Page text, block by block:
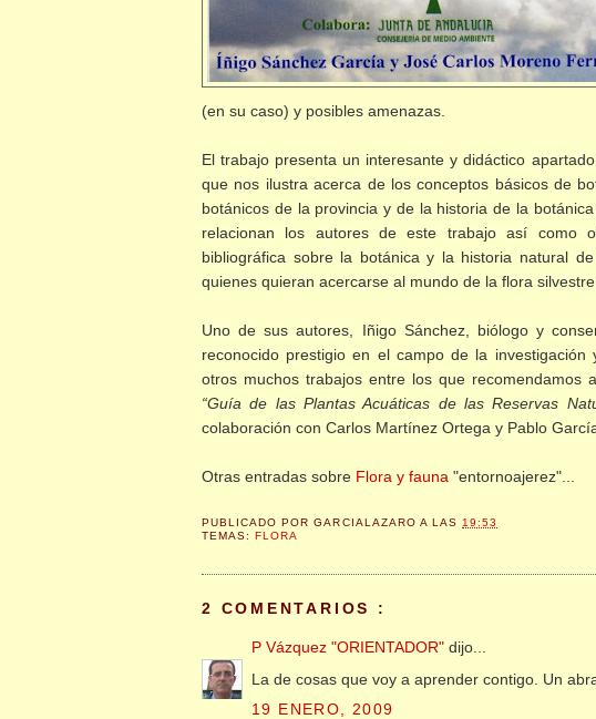
(en su caso) y posibles amenazas.
El trabajo presenta un interesante y didáctico
que nos ilustra acerca de los conceptos básicos de
botánicos de la provincia y de la historia de la
relacionan los autores de este trabajo así como
bibliográfica sobre la botánica y la historia natural
quienes quieran acercarse al mundo de la flora
Uno de sus autores, Iñigo Sánchez, biólogo y
reconocido prestigio en el campo de la
otros muchos trabajos entre los que recomendamos
“Guía de las Plantas Acuáticas de las Reservas
colaboración con Carlos Martínez Ortega y Pablo
Otras entradas sobre Flora y fauna "entornoajerez"...
PUBLICADO PORGARCIALAZARO A LAS 19:53
TEMAS:FLORA
2 COMENTARIOS :
P Vázquez "ORIENTADOR" dijo...
La de cosas que voy a aprender contigo. Un
19 ENERO, 2009